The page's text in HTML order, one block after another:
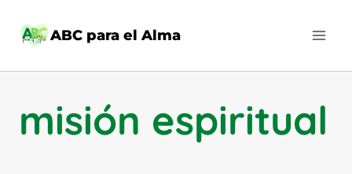
ABC para el Alma
misión espiritual